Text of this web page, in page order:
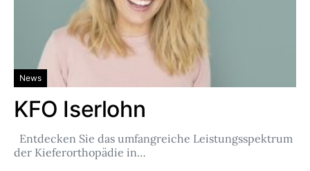
News
KFO Iserlohn
Entdecken Sie das umfangreiche Leistungsspektrum
der Kieferorthopädie in…